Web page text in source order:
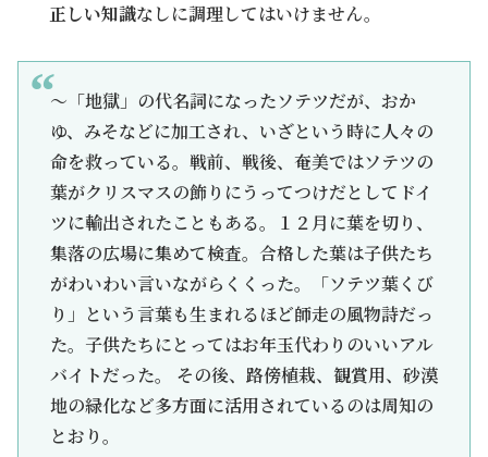
正しい知識なしに調理してはいけません。
～「地獄」の代名詞になったソテツだが、おか
ゆ、みそなどに加工され、いざという時に人々の
命を救っている。戦前、戦後、奄美ではソテツの
葉がクリスマスの飾りにうってつけだとしてドイ
ツに輸出されたこともある。１２月に葉を切り、
集落の広場に集めて検査。合格した葉は子供たち
がわいわい言いながらくくった。「ソテツ葉くび
り」という言葉も生まれるほど師走の風物詩だっ
た。子供たちにとってはお年玉代わりのいいアル
バイトだった。 その後、路傍植栽、観賞用、砂漠
地の緑化など多方面に活用されているのは周知の
とおり。